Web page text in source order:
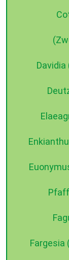
Fargesia